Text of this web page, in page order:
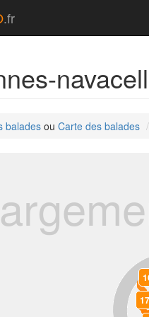
.fr
baladesou Carte des balades
17